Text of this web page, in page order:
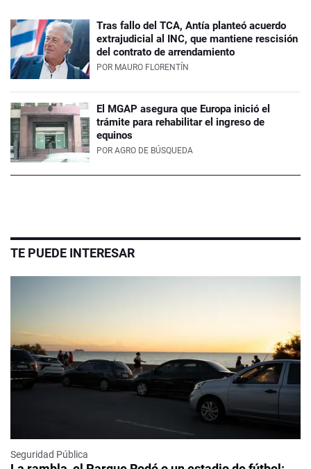
Tras fallo del TCA, Antía planteó acuerdo
extrajudicial al INC, que mantiene rescisión
del contrato de arrendamiento
POR MAURO FLORENTÍN
El MGAP asegura que Europa inició el
trámite para rehabilitar el ingreso de
equinos
POR AGRO DE BÚSQUEDA
TE PUEDE INTERESAR
Seguridad Pública